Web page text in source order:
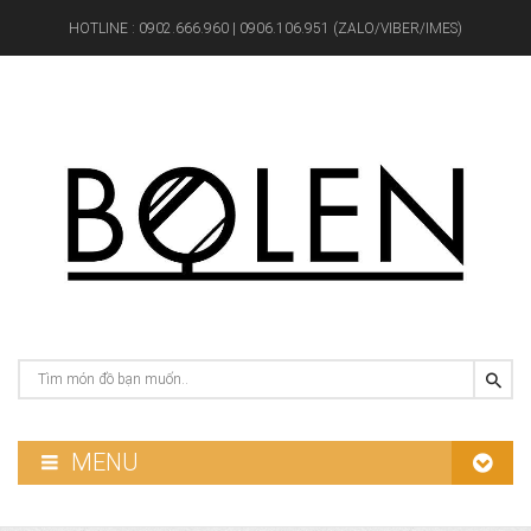
HOTLINE : 0902.666.960 | 0906.106.951 (ZALO/VIBER/IMES)
MENU